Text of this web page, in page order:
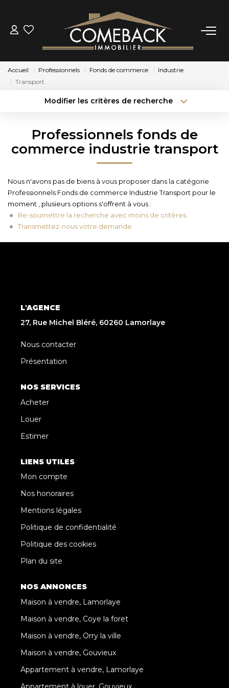
ACHETER
NOTRE AGENCE
CONTACT
Accueil Professionnels Fonds de commerce
Industrie
Transport
Modifier les critères de recherche
Type de bien
Surface min
Créer une alerte
Professionnels fonds de
commerce industrie transport
Nous n'avons pas de biens à vous proposer dans la catégorie
Professionnels Fonds de commerce Industrie Transport pour le
moment , plusieurs options s'offrent à vous :
Re-soumettre la recherche avec moins de critères.
Transmettez-nous votre demande
L'AGENCE
27, Rue Michel Bléré, 60260 Lamorlaye
Nous contacter
Présentation
NOS SERVICES
Acheter
Louer
Estimer
LIENS UTILES
Mon compte
Nos honoraires
Mentions légales
Politique de confidentialité
Politique des cookies
Plan du site
NOS ANNONCES
Maison à vendre, Lamorlaye
Maison à vendre, Coye la foret
Maison à vendre, Orry la ville
Maison à vendre, Gouvieux
Appartement à vendre, Lamorlaye